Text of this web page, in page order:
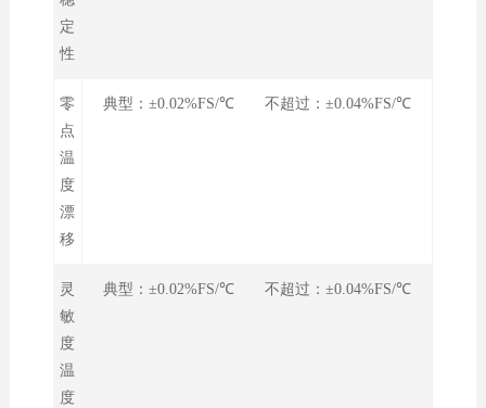
定
性
零
点
温
度
漂
移
典型：±0.02%FS/℃ 不超过：±0.04%FS/℃
灵
敏
度
温
度
典型：±0.02%FS/℃ 不超过：±0.04%FS/℃